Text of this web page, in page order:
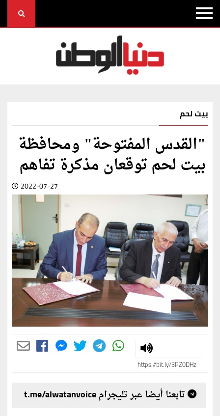
بيت لحم
"القدس المفتوحة" ومحافظة
بيت لحم توقعان مذكرة تفاهم
2022-07-27
تابعنا أيضا عبر تليجرام t.me/alwatanvoice